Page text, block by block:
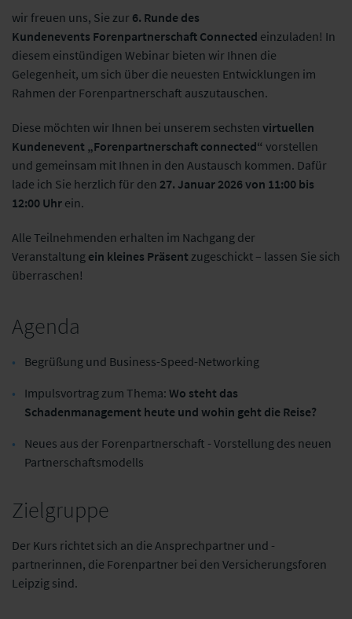
wir freuen uns, Sie zur 6. Runde des
Kundenevents Forenpartnerschaft Connected einzuladen! In
diesem einstündigen Webinar bieten wir Ihnen die
Gelegenheit, um sich über die neuesten Entwicklungen im
Rahmen der Forenpartnerschaft auszutauschen.
Diese möchten wir Ihnen bei unserem sechsten virtuellen
Kundenevent „Forenpartnerschaft connected“ vorstellen
und gemeinsam mit Ihnen in den Austausch kommen. Dafür
lade ich Sie herzlich für den 27. Januar 2026 von 11:00 bis
12:00 Uhr ein.
Alle Teilnehmenden erhalten im Nachgang der
Veranstaltung ein kleines Präsent zugeschickt – lassen Sie sich
überraschen!
Agenda
Begrüßung und Business-Speed-Networking
Impulsvortrag zum Thema: Wo steht das
Schadenmanagement heute und wohin geht die Reise?
Neues aus der Forenpartnerschaft - Vorstellung des neuen
Partnerschaftsmodells
Zielgruppe
Der Kurs richtet sich an die Ansprechpartner und -
partnerinnen, die Forenpartner bei den Versicherungsforen
Leipzig sind.